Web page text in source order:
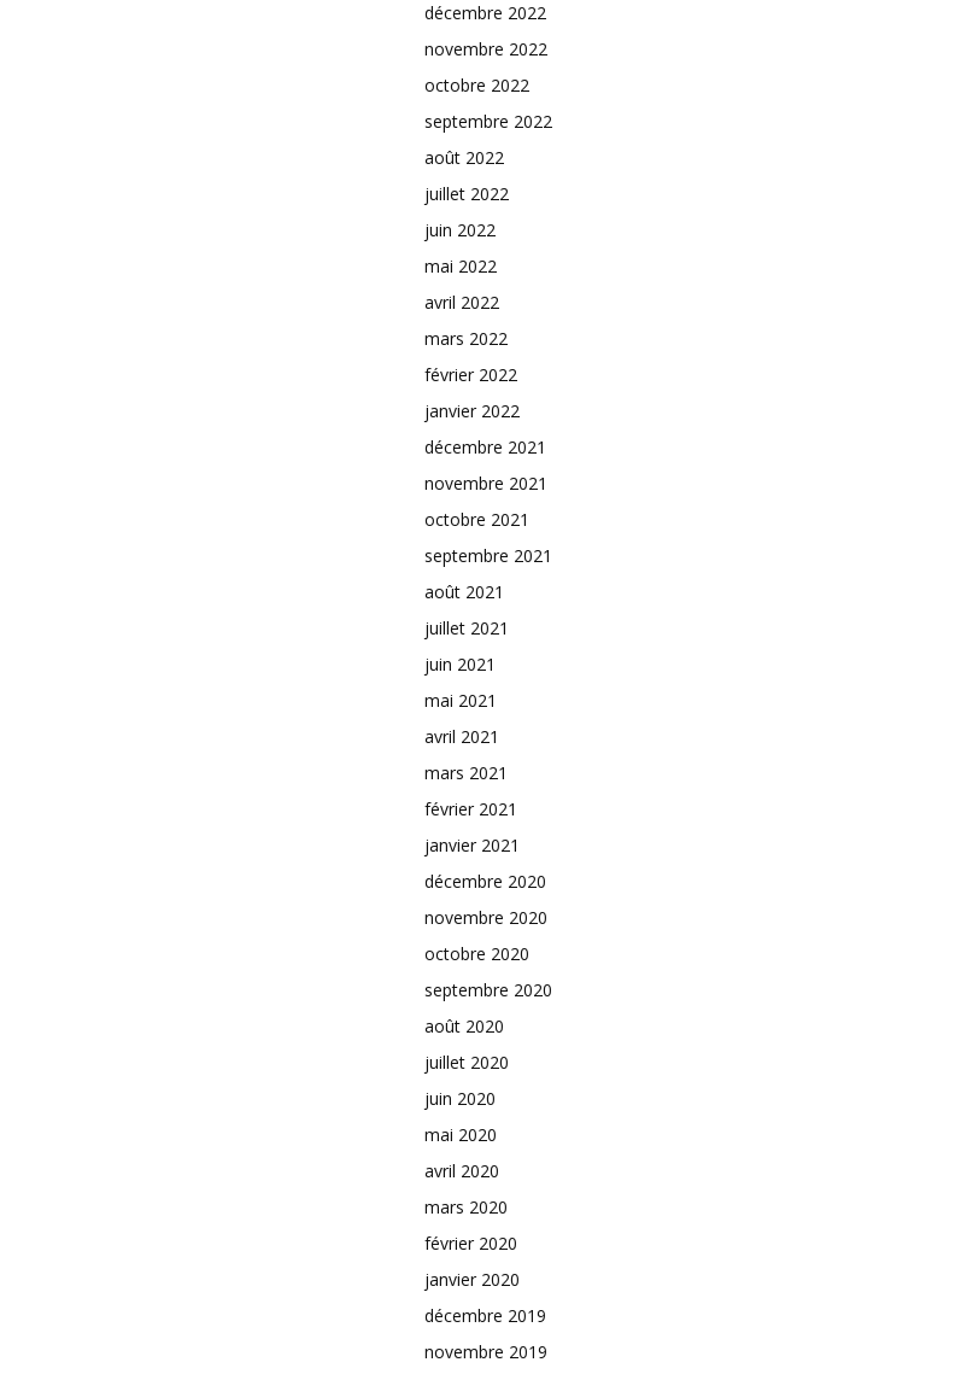
décembre 2022
novembre 2022
octobre 2022
septembre 2022
août 2022
juillet 2022
juin 2022
mai 2022
avril 2022
mars 2022
février 2022
janvier 2022
décembre 2021
novembre 2021
octobre 2021
septembre 2021
août 2021
juillet 2021
juin 2021
mai 2021
avril 2021
mars 2021
février 2021
janvier 2021
décembre 2020
novembre 2020
octobre 2020
septembre 2020
août 2020
juillet 2020
juin 2020
mai 2020
avril 2020
mars 2020
février 2020
janvier 2020
décembre 2019
novembre 2019